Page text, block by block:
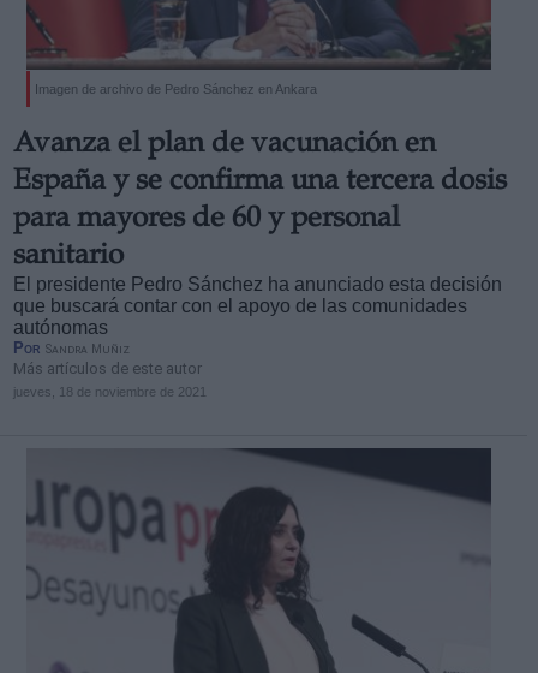
Imagen de archivo de Pedro Sánchez en Ankara
Avanza el plan de vacunación en
España y se confirma una tercera dosis
para mayores de 60 y personal
sanitario
El presidente Pedro Sánchez ha anunciado esta decisión
que buscará contar con el apoyo de las comunidades
autónomas
Por Sandra Muñiz
Más artículos de este autor
jueves, 18 de noviembre de 2021